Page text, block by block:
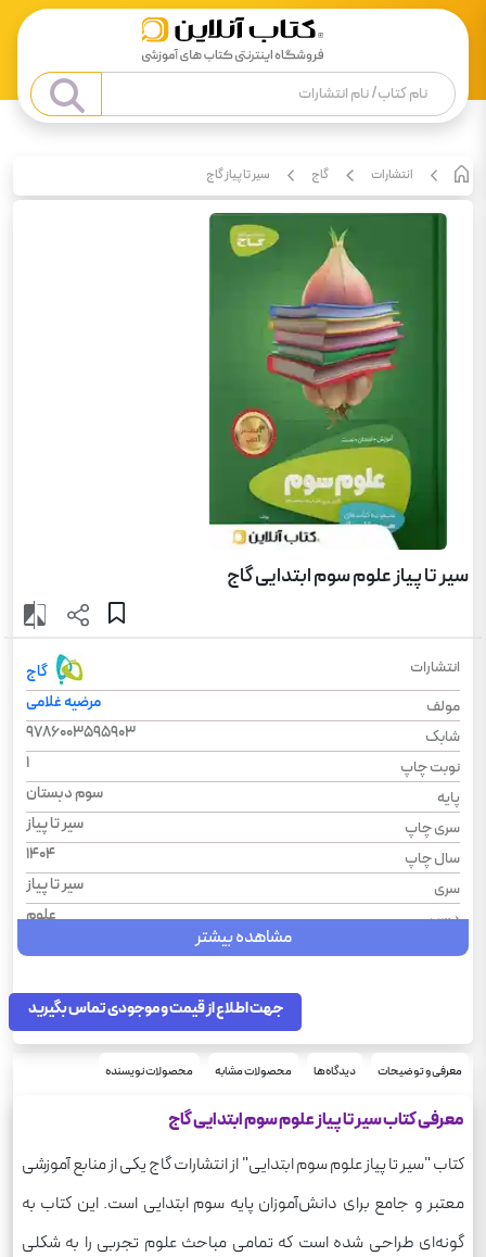
انتشارات گاج سیر تا پیاز گاج
سیر تا پیاز علوم سوم ابتدایی گاج
انتشارات
گاج
مولف
مرضیه غلامی
شابک
9786003595903
نوبت چاپ
1
پایه
سوم دبستان
سری چاپ
سیر تا پیاز
سال چاپ
1404
سری
سیر تا پیاز
درس
علوم
160
وزن
385
مشاهده بیشتر
جهت اطلاع از قیمت و موجودی تماس بگیرید
معرفی و توضیحات دیدگاه‌ها محصولات مشابه محصولات نویسنده
معرفی کتاب سیر تا پیاز علوم سوم ابتدایی گاج
کتاب "سیر تا پیاز علوم سوم ابتدایی" از انتشارات گاج یکی از منابع آموزشی
معتبر و جامع برای دانش‌آموزان پایه سوم ابتدایی است. این کتاب به
گونه‌ای طراحی شده است که تمامی مباحث علوم تجربی را به شکلی